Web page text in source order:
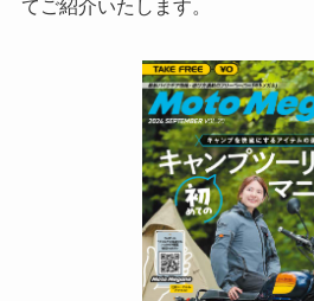
てご紹介いたします。